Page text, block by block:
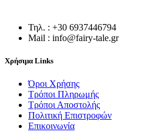
Τηλ. : +30 6937446794
Mail : info@fairy-tale.gr
Χρήσιμα Links
Όροι Χρήσης
Τρόποι Πληρωμής
Τρόποι Αποστολής
Πολιτική Επιστροφών
Επικοινωνία